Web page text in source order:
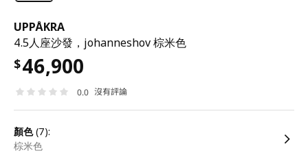
UPPÅKRA
4.5人座沙發，johanneshov 棕米色
$46,900
0.0 沒有評論
顏色(7):
棕米色